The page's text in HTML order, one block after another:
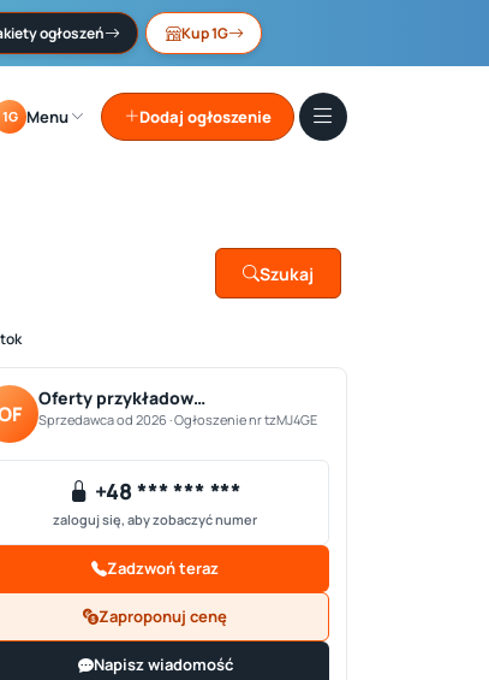
ogłoszeń Kup 1G
1G Menu Dodaj ogłoszenie
Szukaj
Oferty przykładow…
Sprzedawca od 2026 · Ogłoszenie nr tzMJ4GE
+48 *** *** ***
zaloguj się, aby zobaczyć numer
Zadzwoń teraz
Zaproponuj cenę
Napisz wiadomość